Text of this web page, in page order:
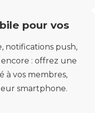
pour vos
notifications push,
: offrez une
à vos membres,
smartphone.